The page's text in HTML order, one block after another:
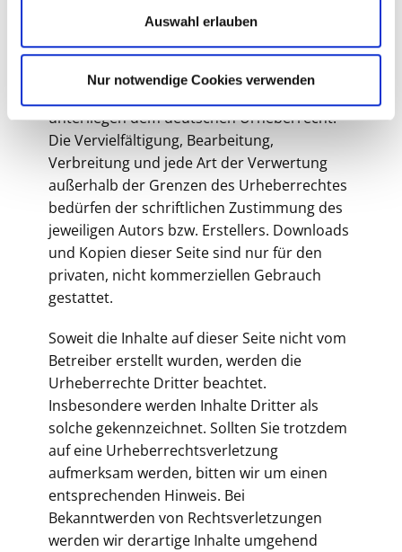
Auswahl erlauben
Nur notwendige Cookies verwenden
Urheberrecht
Die durch die Seitenbetreiber erstellten
unterliegen dem deutschen Urheberrecht.
Die Vervielfältigung, Bearbeitung,
Verbreitung und jede Art der Verwertung
außerhalb der Grenzen des Urheberrechtes
bedürfen der schriftlichen Zustimmung des
jeweiligen Autors bzw. Erstellers. Downloads
und Kopien dieser Seite sind nur für den
privaten, nicht kommerziellen Gebrauch
gestattet.
Soweit die Inhalte auf dieser Seite nicht vom
Betreiber erstellt wurden, werden die
Urheberrechte Dritter beachtet.
Insbesondere werden Inhalte Dritter als
solche gekennzeichnet. Sollten Sie trotzdem
auf eine Urheberrechtsverletzung
aufmerksam werden, bitten wir um einen
entsprechenden Hinweis. Bei
Bekanntwerden von Rechtsverletzungen
werden wir derartige Inhalte umgehend